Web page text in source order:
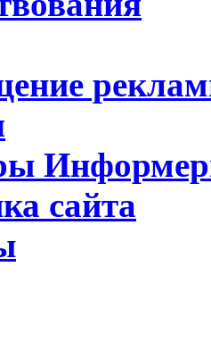
сайта